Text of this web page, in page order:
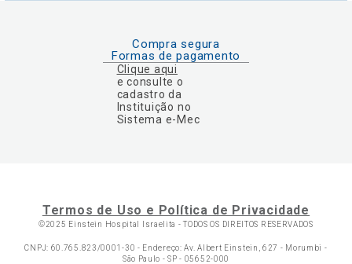
Compra segura
Formas de pagamento
Clique aqui
e consulte o
cadastro da
Instituição no
Sistema e-Mec
Termos de Uso e Política de Privacidade
©2025 Einstein Hospital Israelita -TODOS OS DIREITOS RESERVADOS
CNPJ: 60.765.823/0001-30 - Endereço: Av. Albert Einstein, 627 - Morumbi -
São Paulo - SP - 05652-000